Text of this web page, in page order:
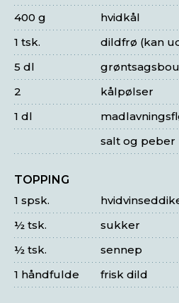
hvidkål
400 g
dildfrø (kan
1 tsk.
5 dl
kålpølser
2
1 dl
salt og peber
TOPPING
1 spsk.
sukker
½ tsk.
sennep
½ tsk.
frisk dild
1 håndfulde